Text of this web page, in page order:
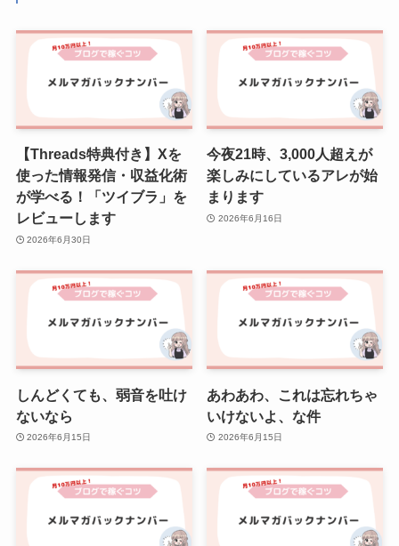
【Threads特典付き】Xを
使った情報発信・収益化術
が学べる！「ツイブラ」を
レビューします
2026年6月30日
今夜21時、3,000人超えが
楽しみにしているアレが始
まります
2026年6月16日
しんどくても、弱音を吐け
ないなら
2026年6月15日
あわあわ、これは忘れちゃ
いけないよ、な件
2026年6月15日